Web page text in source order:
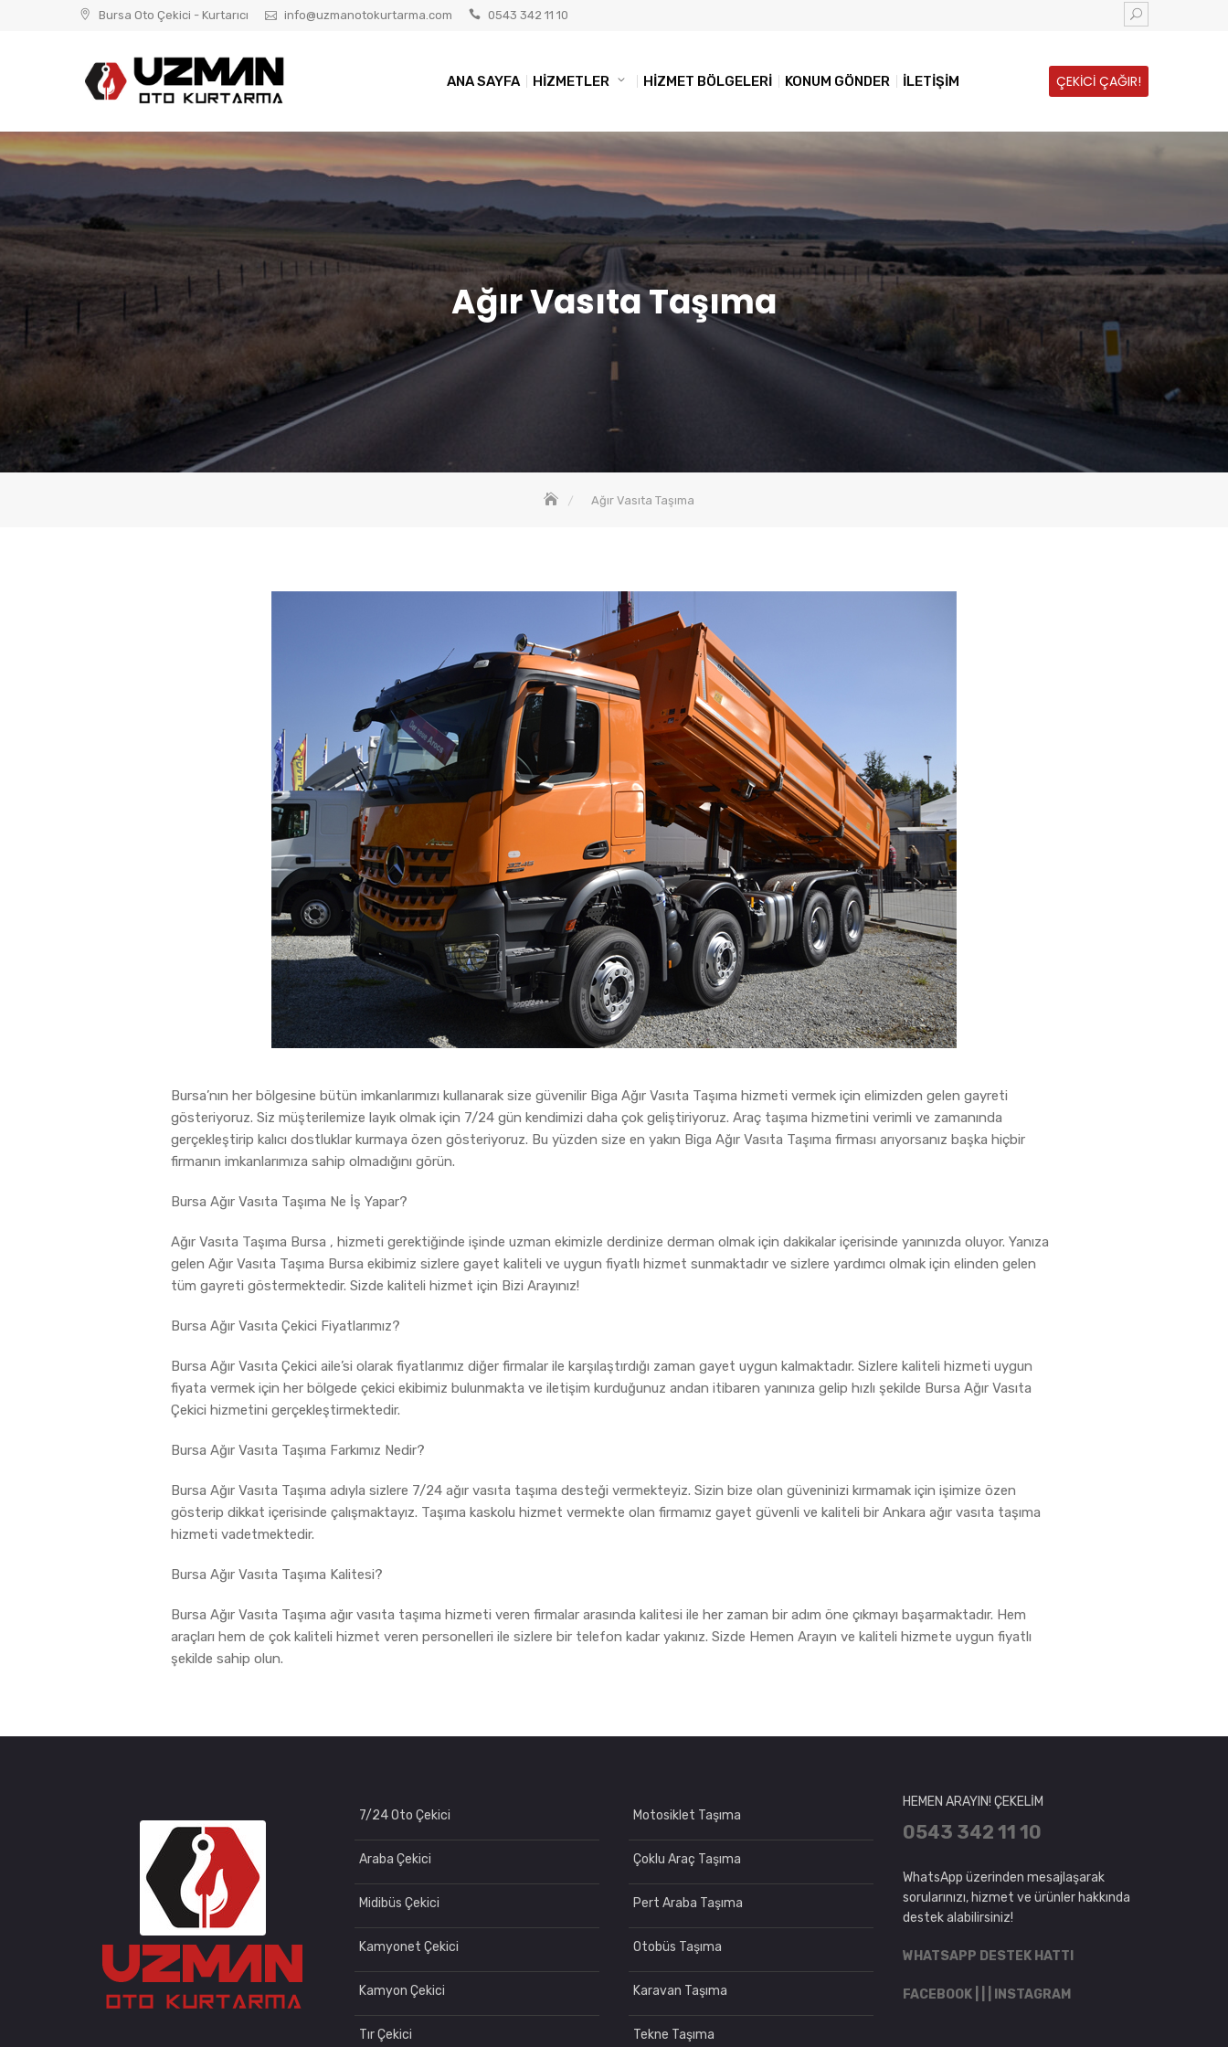
Bursa Oto Çekici - Kurtarıcı info@uzmanotokurtarma.com 0543 342 11 10
ANA SAYFA HİZMETLER HİZMET BÖLGELERİ KONUM GÖNDER İLETİŞİM ÇEKİCİ ÇAĞIR!
Ağır Vasıta Taşıma
Ağır Vasıta Taşıma
Bursa’nın her bölgesine bütün imkanlarımızı kullanarak size güvenilir Biga Ağır Vasıta Taşıma hizmeti vermek için elimizden gelen gayreti
gösteriyoruz. Siz müşterilemize layık olmak için 7/24 gün kendimizi daha çok geliştiriyoruz. Araç taşıma hizmetini verimli ve zamanında
gerçekleştirip kalıcı dostluklar kurmaya özen gösteriyoruz. Bu yüzden size en yakın Biga Ağır Vasıta Taşıma firması arıyorsanız başka hiçbir
firmanın imkanlarımıza sahip olmadığını görün.
Bursa Ağır Vasıta Taşıma Ne İş Yapar?
Ağır Vasıta Taşıma Bursa , hizmeti gerektiğinde işinde uzman ekimizle derdinize derman olmak için dakikalar içerisinde yanınızda oluyor. Yanıza
gelen Ağır Vasıta Taşıma Bursa ekibimiz sizlere gayet kaliteli ve uygun fiyatlı hizmet sunmaktadır ve sizlere yardımcı olmak için elinden gelen
tüm gayreti göstermektedir. Sizde kaliteli hizmet için Bizi Arayınız!
Bursa Ağır Vasıta Çekici Fiyatlarımız?
Bursa Ağır Vasıta Çekici aile’si olarak fiyatlarımız diğer firmalar ile karşılaştırdığı zaman gayet uygun kalmaktadır. Sizlere kaliteli hizmeti uygun
fiyata vermek için her bölgede çekici ekibimiz bulunmakta ve iletişim kurduğunuz andan itibaren yanınıza gelip hızlı şekilde Bursa Ağır Vasıta
Çekici hizmetini gerçekleştirmektedir.
Bursa Ağır Vasıta Taşıma Farkımız Nedir?
Bursa Ağır Vasıta Taşıma adıyla sizlere 7/24 ağır vasıta taşıma desteği vermekteyiz. Sizin bize olan güveninizi kırmamak için işimize özen
gösterip dikkat içerisinde çalışmaktayız. Taşıma kaskolu hizmet vermekte olan firmamız gayet güvenli ve kaliteli bir Ankara ağır vasıta taşıma
hizmeti vadetmektedir.
Bursa Ağır Vasıta Taşıma Kalitesi?
Bursa Ağır Vasıta Taşıma ağır vasıta taşıma hizmeti veren firmalar arasında kalitesi ile her zaman bir adım öne çıkmayı başarmaktadır. Hem
araçları hem de çok kaliteli hizmet veren personelleri ile sizlere bir telefon kadar yakınız. Sizde Hemen Arayın ve kaliteli hizmete uygun fiyatlı
şekilde sahip olun.
7/24 Oto Çekici
Araba Çekici
Midibüs Çekici
Kamyonet Çekici
Kamyon Çekici
Tır Çekici
Motosiklet Taşıma
Çoklu Araç Taşıma
Pert Araba Taşıma
Otobüs Taşıma
Karavan Taşıma
Tekne Taşıma
HEMEN ARAYIN! ÇEKELİM
0543 342 11 10
WhatsApp üzerinden mesajlaşarak
sorularınızı, hizmet ve ürünler hakkında
destek alabilirsiniz!
WHATSAPP DESTEK HATTI
FACEBOOK INSTAGRAM